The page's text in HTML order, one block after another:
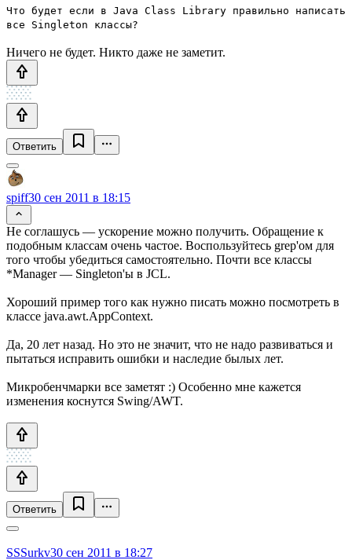
Что будет если в Java Class Library правильно написать
все Singleton классы?
Ничего не будет. Никто даже не заметит.
Ответить
spiff30 сен 2011 в 18:15
Не соглашусь — ускорение можно получить. Обращение к
подобным классам очень частое. Воспользуйтесь grep'ом для
того чтобы убедиться самостоятельно. Почти все классы
*Manager — Singleton'ы в JCL.
Хороший пример того как нужно писать можно посмотреть в
классе java.awt.AppContext.
Да, 20 лет назад. Но это не значит, что не надо развиваться и
пытаться исправить ошибки и наследие былых лет.
Микробенчмарки все заметят :) Особенно мне кажется
изменения коснутся Swing/AWT.
Ответить
SSSurkv30 сен 2011 в 18:27